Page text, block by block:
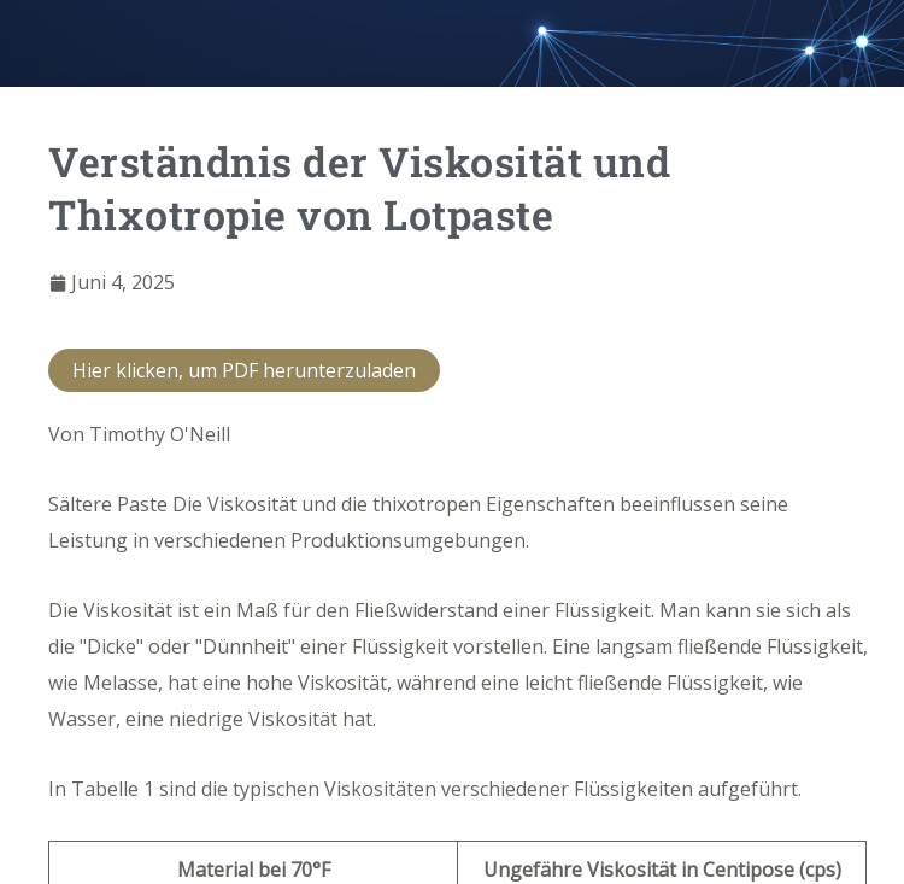
Verständnis der Viskosität und
Thixotropie von Lotpaste
Juni 4, 2025
Hier klicken, um PDF herunterzuladen
Von Timothy O'Neill
Sältere Paste Die Viskosität und die thixotropen Eigenschaften beeinflussen seine
Leistung in verschiedenen Produktionsumgebungen.
Die Viskosität ist ein Maß für den Fließwiderstand einer Flüssigkeit. Man kann sie sich als
die "Dicke" oder "Dünnheit" einer Flüssigkeit vorstellen. Eine langsam fließende Flüssigkeit,
wie Melasse, hat eine hohe Viskosität, während eine leicht fließende Flüssigkeit, wie
Wasser, eine niedrige Viskosität hat.
In Tabelle 1 sind die typischen Viskositäten verschiedener Flüssigkeiten aufgeführt.
Material bei 70°F Ungefähre Viskosität in Centipose (cps)